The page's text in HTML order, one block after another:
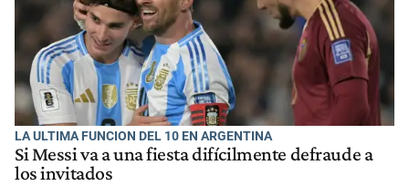
LA ULTIMA FUNCION DEL 10 EN ARGENTINA
Si Messi va a una fiesta difícilmente defraude a
los invitados